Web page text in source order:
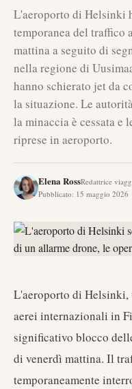
L'aeroporto di Helsinki
temporanea del traffico
mattina a seguito di
nella regione di
hanno schierato jet da
la situazione. Le
la minaccia è cessata
riprese in aeroporto.
Elena RossRedattrice
Pubblicato: 15 maggio 2026
L'aeroporto di
aerei internazionali in
significativo blocco
di venerdì mattina. Il
temporaneamente